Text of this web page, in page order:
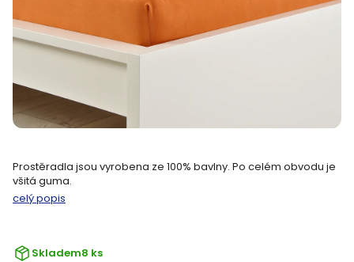
Skladem8 ks
Prostěradla jsou vyrobena ze 100% bavlny. Po celém obvodu je
všitá guma.
celý popis